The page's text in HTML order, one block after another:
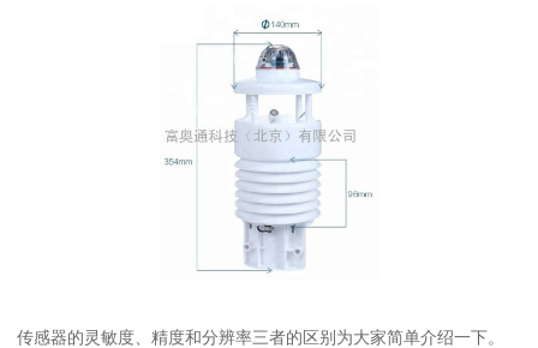
传感器的灵敏度、精度和分辨率三者的区别为大家简单介绍一下。